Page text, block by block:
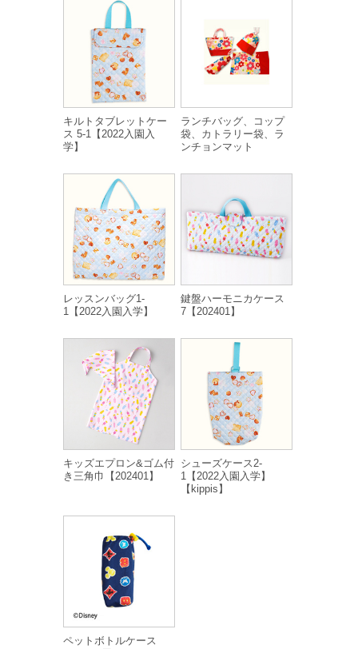
キルトタブレットケー
ス 5-1【2022入園入
学】
ランチバッグ、コップ
袋、カトラリー袋、ラ
ンチョンマット
レッスンバッグ1-
1【2022入園入学】
鍵盤ハーモニカケース
7【202401】
キッズエプロン&ゴム付
き三角巾【202401】
シューズケース2-
1【2022入園入学】
【kippis】
ペットボトルケース